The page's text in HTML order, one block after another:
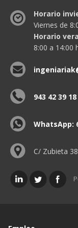
Horario
Viernes de
Horario
8:00 a 14:00
943 42 39 18
WhatsApp:
C/ Zubieta